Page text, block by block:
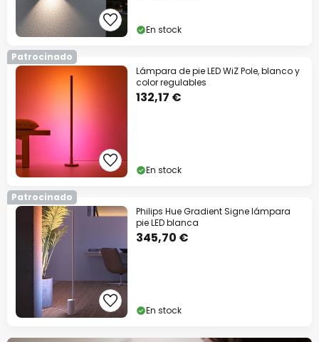
En stock
Patrocinado
Lámpara de pie LED WiZ Pole, blanco y
color regulables
132,17 €
En stock
Patrocinado
Philips Hue Gradient Signe lámpara
pie LED blanca
345,70 €
En stock